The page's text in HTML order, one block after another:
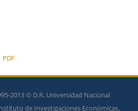
PDF
2013 © D.R. Universidad Nacional
de Investigaciones Económicas.